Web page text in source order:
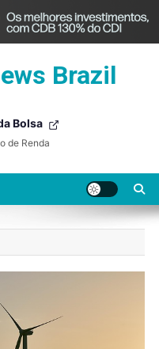
Brazil
Bolsa
de Renda